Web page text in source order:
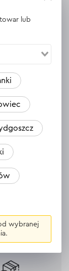
202
lub
wybranej